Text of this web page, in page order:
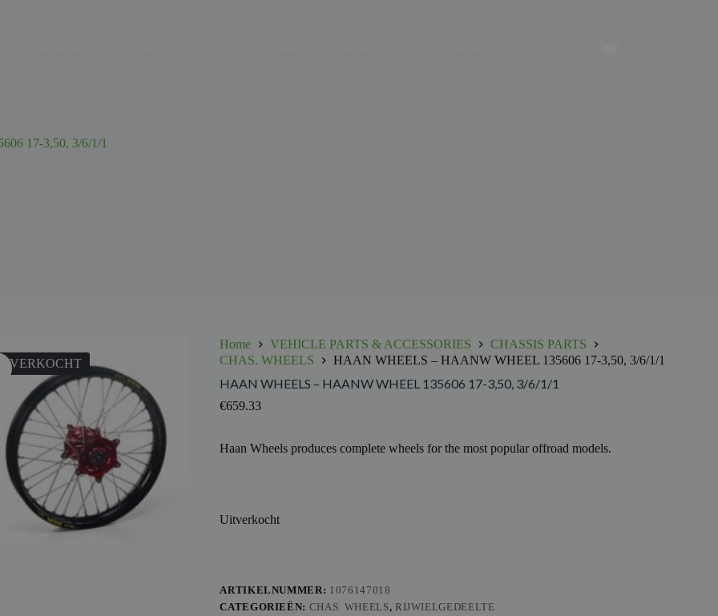
17-3,50, 3/6/1/1
Home VEHICLE PARTS & ACCESSORIES
CHASSIS PARTS
CHAS. WHEELS
HAAN WHEELS – HAANW WHEEL 135606 17-3,50, 3/6/1/1
HAAN WHEELS – HAANW WHEEL 135606 17-3,50, 3/6/1/1
€659.33
Haan Wheels produces complete wheels for the most popular offroad models.
Uitverkocht
ARTIKELNUMMER: 1076147018
CATEGORIEËN: CHAS. WHEELS, RIJWIELGEDEELTE